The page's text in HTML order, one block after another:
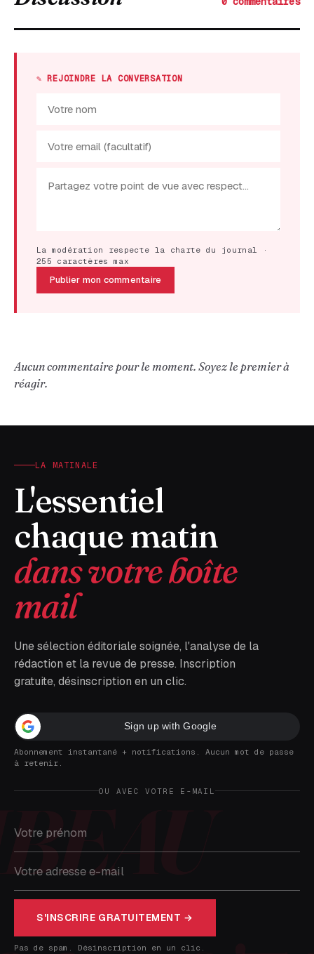
✎ REJOINDRE LA CONVERSATION
La modération respecte la charte du journal ·
255 caractères max
Publier mon commentaire
Aucun commentaire pour le moment. Soyez le premier à
réagir.
LA MATINALE
L'essentiel
chaque matin
dans votre boîte
mail
Une sélection éditoriale soignée, l'analyse de la
rédaction et la revue de presse. Inscription
gratuite, désinscription en un clic.
Sign up with Google
Abonnement instantané + notifications. Aucun mot de passe
à retenir.
OU AVEC VOTRE E-MAIL
S'INSCRIRE GRATUITEMENT →
Pas de spam. Désinscription en un clic.